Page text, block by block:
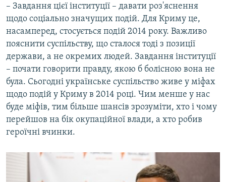
– Завдання цієї інституції – давати роз'яснення
щодо соціально значущих подій. Для Криму це,
насамперед, стосується подій 2014 року. Важливо
пояснити суспільству, що сталося тоді з позиції
держави, а не окремих людей. Завдання інституції
– почати говорити правду, якою б болісною вона не
була. Сьогодні українське суспільство живе у міфах
щодо подій у Криму в 2014 році. Чим менше у нас
буде міфів, тим більше шансів зрозуміти, хто і чому
перейшов на бік окупаційної влади, а хто робив
героїчні вчинки.